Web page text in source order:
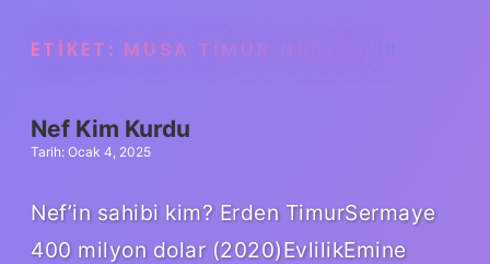
ETIKET: MUSA TIMUR NERELIDIR
Nef Kim Kurdu
Tarih: Ocak 4, 2025
Nef’in sahibi kim? Erden TimurSermaye
400 milyon dolar (2020)EvlilikEmine